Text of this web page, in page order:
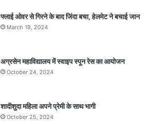
फ्लाई ओवर से गिरने के बाद जिंदा बचा, हेलमेट ने बचाई जान
March 19, 2024
अग्रसेन महाविद्यालय में स्वाइप स्पून रेस का आयोजन
October 24, 2024
शादीशुदा महिला अपने प्रेमी के साथ भागी
October 25, 2024